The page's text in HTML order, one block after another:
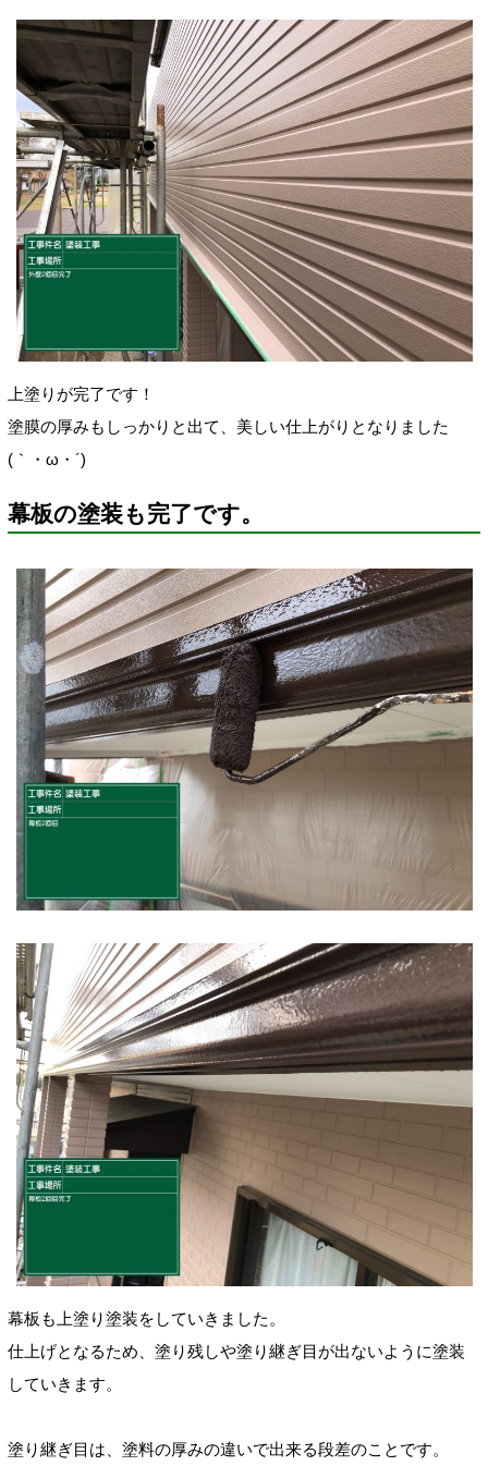
上塗りが完了です！
塗膜の厚みもしっかりと出て、美しい仕上がりとなりました
(｀・ω・´)
幕板の塗装も完了です。
幕板も上塗り塗装をしていきました。
仕上げとなるため、塗り残しや塗り継ぎ目が出ないように塗装
していきます。
塗り継ぎ目は、塗料の厚みの違いで出来る段差のことです。